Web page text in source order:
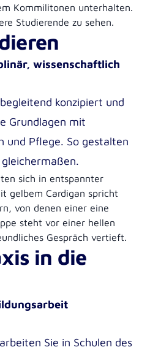
wissenschaftlich
konzipiert und
Grundlagen mit
und Pflege. So gestalten
in die
Sie in Schulen des